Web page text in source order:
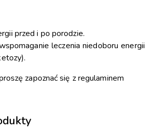
przed i po porodzie.
leczenia niedoboru energii
zapoznać się z regulaminem